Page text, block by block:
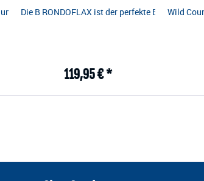
Am'D eignet sich hervorragend
Die B RONDOFLAX ist der perfekte Begleiter
119,95 € *
Wild